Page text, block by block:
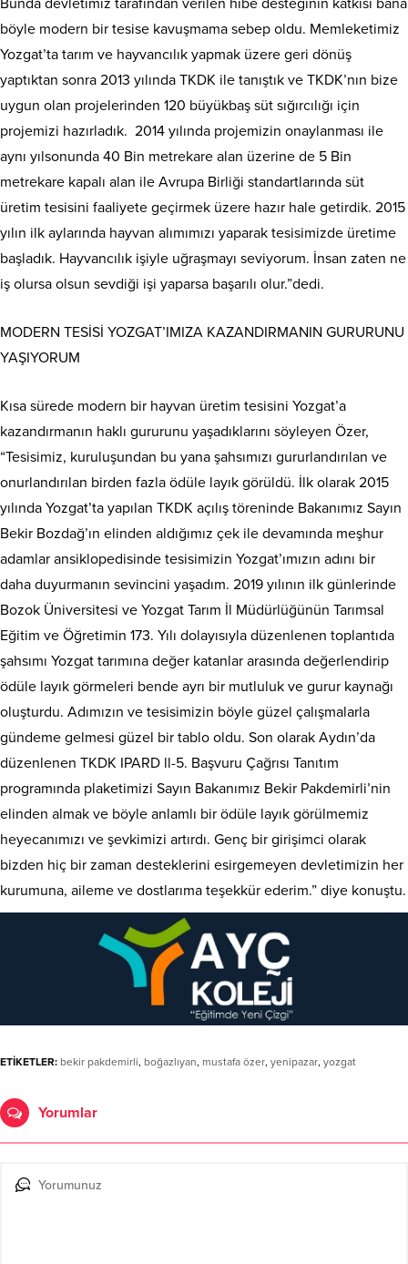
Bunda devletimiz tarafından verilen hibe desteğinin katkısı bana
böyle modern bir tesise kavuşmama sebep oldu. Memleketimiz
Yozgat’ta tarım ve hayvancılık yapmak üzere geri dönüş
yaptıktan sonra 2013 yılında TKDK ile tanıştık ve TKDK’nın bize
uygun olan projelerinden 120 büyükbaş süt sığırcılığı için
projemizi hazırladık. 2014 yılında projemizin onaylanması ile
aynı yılsonunda 40 Bin metrekare alan üzerine de 5 Bin
metrekare kapalı alan ile Avrupa Birliği standartlarında süt
üretim tesisini faaliyete geçirmek üzere hazır hale getirdik. 2015
yılın ilk aylarında hayvan alımımızı yaparak tesisimizde üretime
başladık. Hayvancılık işiyle uğraşmayı seviyorum. İnsan zaten ne
iş olursa olsun sevdiği işi yaparsa başarılı olur.”dedi.
MODERN TESİSİ YOZGAT’IMIZA KAZANDIRMANIN GURURUNU
YAŞIYORUM
Kısa sürede modern bir hayvan üretim tesisini Yozgat’a
kazandırmanın haklı gururunu yaşadıklarını söyleyen Özer,
“Tesisimiz, kuruluşundan bu yana şahsımızı gururlandırılan ve
onurlandırılan birden fazla ödüle layık görüldü. İlk olarak 2015
yılında Yozgat’ta yapılan TKDK açılış töreninde Bakanımız Sayın
Bekir Bozdağ’ın elinden aldığımız çek ile devamında meşhur
adamlar ansiklopedisinde tesisimizin Yozgat’ımızın adını bir
daha duyurmanın sevincini yaşadım. 2019 yılının ilk günlerinde
Bozok Üniversitesi ve Yozgat Tarım İl Müdürlüğünün Tarımsal
Eğitim ve Öğretimin 173. Yılı dolayısıyla düzenlenen toplantıda
şahsımı Yozgat tarımına değer katanlar arasında değerlendirip
ödüle layık görmeleri bende ayrı bir mutluluk ve gurur kaynağı
oluşturdu. Adımızın ve tesisimizin böyle güzel çalışmalarla
gündeme gelmesi güzel bir tablo oldu. Son olarak Aydın’da
düzenlenen TKDK IPARD ll-5. Başvuru Çağrısı Tanıtım
programında plaketimizi Sayın Bakanımız Bekir Pakdemirli’nin
elinden almak ve böyle anlamlı bir ödüle layık görülmemiz
heyecanımızı ve şevkimizi artırdı. Genç bir girişimci olarak
bizden hiç bir zaman desteklerini esirgemeyen devletimizin her
kurumuna, aileme ve dostlarıma teşekkür ederim.” diye konuştu.
ETİKETLER: bekir pakdemirli, boğazlıyan, mustafa özer, yenipazar, yozgat
Yorumlar